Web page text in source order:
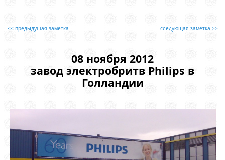
<< предыдущая заметка следующая заметка >>
08 ноября 2012
завод электробритв Philips в
Голландии